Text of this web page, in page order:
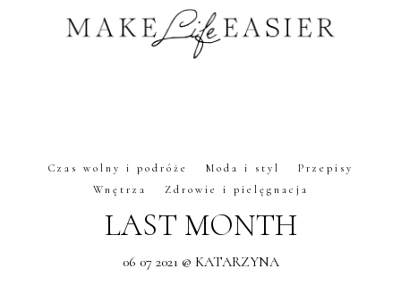
Czas wolny i podróże Moda i styl
Przepisy
Wnętrza
Zdrowie i pielęgnacja
LAST MONTH
06 07 2021 @ KATARZYNA